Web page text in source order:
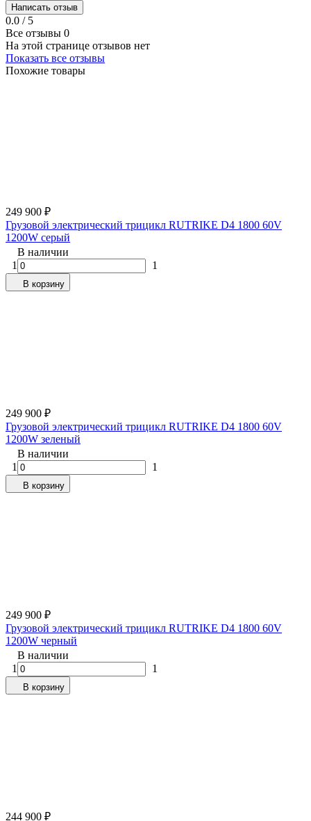
Написать отзыв
0.0 / 5
Все отзывы 0
На этой странице отзывов нет
Показать все отзывы
Похожие товары
249 900 ₽
Грузовой электрический трицикл RUTRIKE D4 1800 60V
1200W серый
В наличии
1
1
В корзину
249 900 ₽
Грузовой электрический трицикл RUTRIKE D4 1800 60V
1200W зеленый
В наличии
1
1
В корзину
249 900 ₽
Грузовой электрический трицикл RUTRIKE D4 1800 60V
1200W черный
В наличии
1
1
В корзину
244 900 ₽